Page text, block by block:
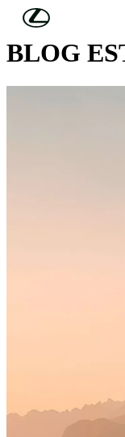
Skip to Main Content
BLOG